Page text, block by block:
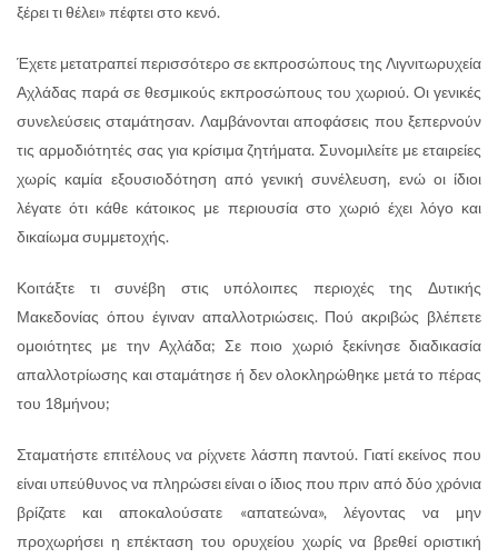
ξέρει τι θέλει» πέφτει στο κενό.
Έχετε μετατραπεί περισσότερο σε εκπροσώπους της Λιγνιτωρυχεία
Αχλάδας παρά σε θεσμικούς εκπροσώπους του χωριού. Οι γενικές
συνελεύσεις σταμάτησαν. Λαμβάνονται αποφάσεις που ξεπερνούν
τις αρμοδιότητές σας για κρίσιμα ζητήματα. Συνομιλείτε με εταιρείες
χωρίς καμία εξουσιοδότηση από γενική συνέλευση, ενώ οι ίδιοι
λέγατε ότι κάθε κάτοικος με περιουσία στο χωριό έχει λόγο και
δικαίωμα συμμετοχής.
Κοιτάξτε τι συνέβη στις υπόλοιπες περιοχές της Δυτικής
Μακεδονίας όπου έγιναν απαλλοτριώσεις. Πού ακριβώς βλέπετε
ομοιότητες με την Αχλάδα; Σε ποιο χωριό ξεκίνησε διαδικασία
απαλλοτρίωσης και σταμάτησε ή δεν ολοκληρώθηκε μετά το πέρας
του 18μήνου;
Σταματήστε επιτέλους να ρίχνετε λάσπη παντού. Γιατί εκείνος που
είναι υπεύθυνος να πληρώσει είναι ο ίδιος που πριν από δύο χρόνια
βρίζατε και αποκαλούσατε «απατεώνα», λέγοντας να μην
προχωρήσει η επέκταση του ορυχείου χωρίς να βρεθεί οριστική